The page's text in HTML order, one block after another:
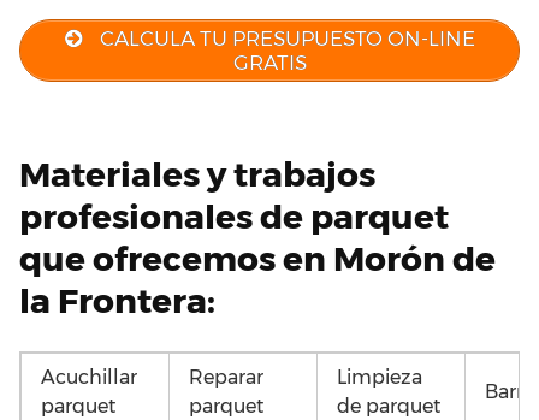
CALCULA TU PRESUPUESTO ON-LINE
GRATIS
Materiales y trabajos
profesionales de parquet
que ofrecemos en Morón de
la Frontera:
Acuchillar
parquet
Reparar
parquet
Limpieza
de parquet